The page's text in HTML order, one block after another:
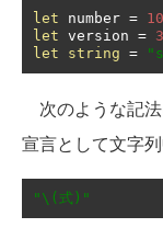
let number = 10
let version =
let
string =
次のような記
宣言として文字
"\(式)"